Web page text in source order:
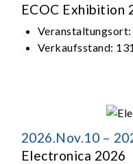
ECOC Exhibition
Veranstaltungsort:
Verkaufsstand:
2026.Nov.10 –
Electronica 2026